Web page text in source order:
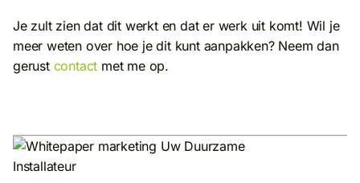
Je zult zien dat dit werkt en dat er werk uit komt! Wil je
meer weten over hoe je dit kunt aanpakken? Neem dan
gerust contact met me op.